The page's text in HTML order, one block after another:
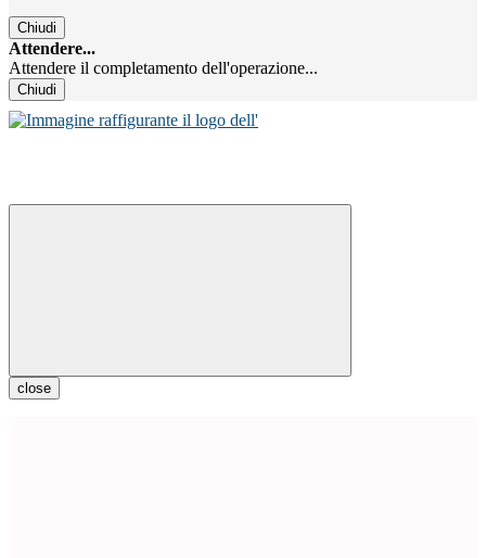
Chiudi
Attendere...
Attendere il completamento dell'operazione...
Chiudi
close